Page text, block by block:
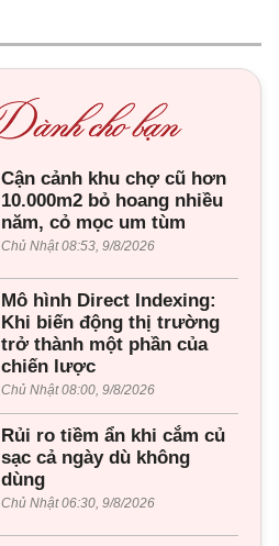
Cận cảnh khu chợ cũ hơn
10.000m2 bỏ hoang nhiều
năm, cỏ mọc um tùm
Chủ Nhật 08:53, 9/8/2026
Mô hình Direct Indexing:
Khi biến động thị trường
trở thành một phần của
chiến lược
Chủ Nhật 08:00, 9/8/2026
Rủi ro tiềm ẩn khi cắm củ
sạc cả ngày dù không
dùng
Chủ Nhật 06:30, 9/8/2026